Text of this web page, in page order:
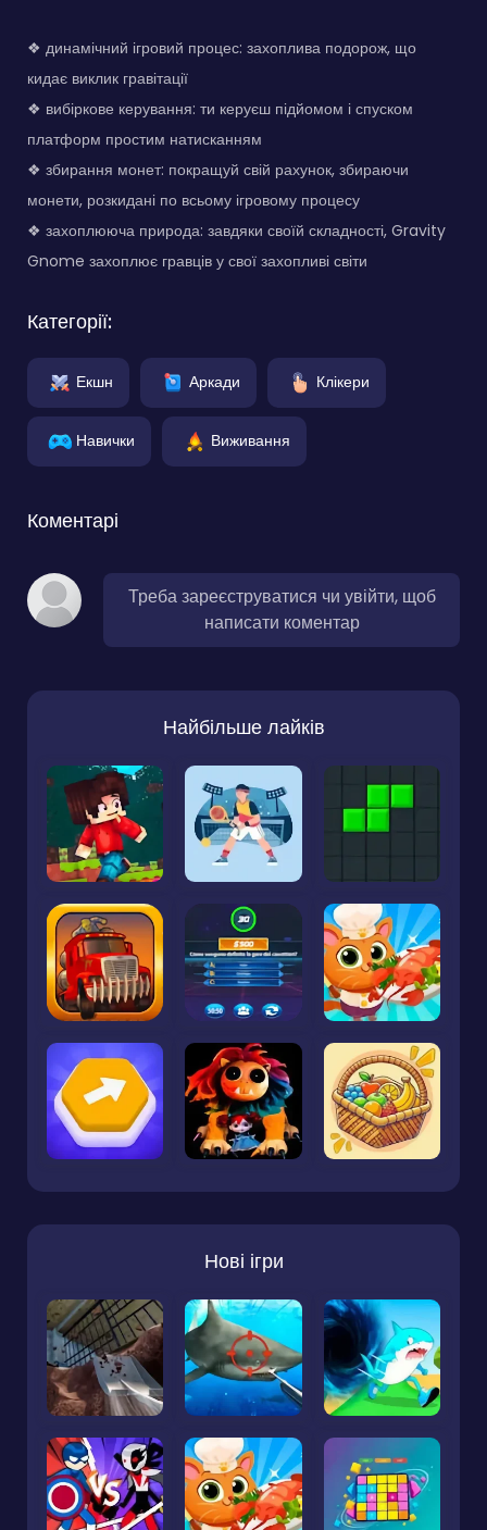
❖ динамічний ігровий процес: захоплива подорож, що
кидає виклик гравітації
❖ вибіркове керування: ти керуєш підйомом і спуском
платформ простим натисканням
❖ збирання монет: покращуй свій рахунок, збираючи
монети, розкидані по всьому ігровому процесу
❖ захоплююча природа: завдяки своїй складності, Gravity
Gnome захоплює гравців у свої захопливі світи
Категорії:
Екшн Аркади Клікери
Навички Виживання
Коментарі
Треба зареєструватися чи увійти, щоб
написати коментар
Найбільше лайків
Нові ігри